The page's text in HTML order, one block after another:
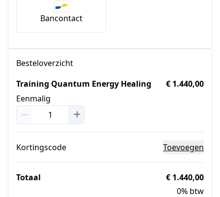
Bancontact
Besteloverzicht
Training Quantum Energy Healing
Eenmalig
€ 1.440,00
Kortingscode Toevoegen
Totaal
€ 1.440,00
0% btw